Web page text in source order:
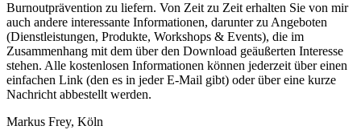
Burnoutprävention zu liefern. Von Zeit zu Zeit erhalten Sie von mir
auch andere interessante Informationen, darunter zu Angeboten
(Dienstleistungen, Produkte, Workshops & Events), die im
Zusammenhang mit dem über den Download geäußerten Interesse
stehen. Alle kostenlosen Informationen können jederzeit über einen
einfachen Link (den es in jeder E-Mail gibt) oder über eine kurze
Nachricht abbestellt werden.
Markus Frey, Köln